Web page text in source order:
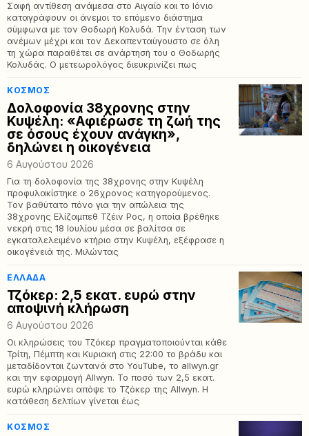
Σαφή αντίθεση ανάμεσα στο Αιγαίο και το Ιόνιο
καταγράφουν οι άνεμοι το επόμενο διάστημα
σύμφωνα με τον Θοδωρή Κολυδά. Την ένταση των
ανέμων μέχρι και τον Δεκαπενταύγουστο σε όλη
τη χώρα παραθέτει σε ανάρτησή του ο Θοδωρής
Κολυδάς. Ο μετεωρολόγος διευκρινίζει πως
ΚΌΣΜΟΣ
Δολοφονία 38χρονης στην
Κυψέλη: «Αφιέρωσε τη ζωή της
σε όσους έχουν ανάγκη»,
δηλώνει η οικογένεια
6 Αυγούστου 2026
Για τη δολοφονία της 38χρονης στην Κυψέλη
προφυλακίστηκε ο 26χρονος κατηγορούμενος.
Τον βαθύτατο πόνο για την απώλεια της
38χρονης Ελίζαμπεθ Τζέιν Ρος, η οποία βρέθηκε
νεκρή στις 18 Ιουλίου μέσα σε βαλίτσα σε
εγκαταλελειμένο κτήριο στην Κυψέλη, εξέφρασε η
οικογένειά της. Μιλώντας
ΕΛΛΆΔΑ
Τζόκερ: 2,5 εκατ. ευρώ στην
αποψινή κλήρωση
6 Αυγούστου 2026
Οι κληρώσεις του Τζόκερ πραγματοποιούνται κάθε
Τρίτη, Πέμπτη και Κυριακή στις 22:00 το βράδυ και
μεταδίδονται ζωντανά στο YouTube, το allwyn.gr
και την εφαρμογή Allwyn. Το ποσό των 2,5 εκατ.
ευρώ κληρώνει απόψε το Τζόκερ της Allwyn. Η
κατάθεση δελτίων γίνεται έως
ΚΌΣΜΟΣ